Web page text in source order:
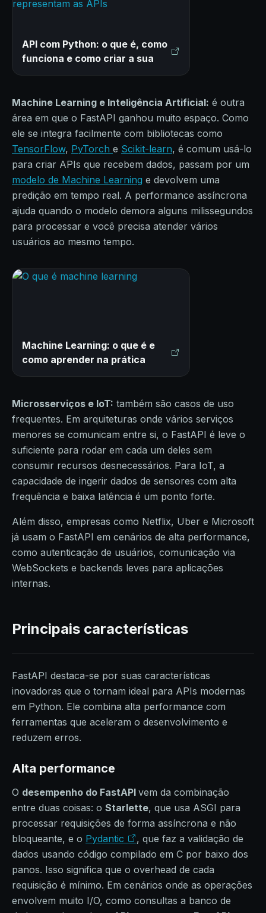
API com Python: o que é, como
funciona e como criar a sua
Machine Learning e Inteligência Artificial: é outra
área em que o FastAPI ganhou muito espaço. Como
ele se integra facilmente com bibliotecas como
TensorFlow, PyTorch e Scikit-learn, é comum usá-lo
para criar APIs que recebem dados, passam por um
modelo de Machine Learning e devolvem uma
predição em tempo real. A performance assíncrona
ajuda quando o modelo demora alguns milissegundos
para processar e você precisa atender vários
usuários ao mesmo tempo.
Machine Learning: o que é e
como aprender na prática
Microsserviços e IoT: também são casos de uso
frequentes. Em arquiteturas onde vários serviços
menores se comunicam entre si, o FastAPI é leve o
suficiente para rodar em cada um deles sem
consumir recursos desnecessários. Para IoT, a
capacidade de ingerir dados de sensores com alta
frequência e baixa latência é um ponto forte.
Além disso, empresas como Netflix, Uber e Microsoft
já usam o FastAPI em cenários de alta performance,
como autenticação de usuários, comunicação via
WebSockets e backends leves para aplicações
internas.
Principais características
FastAPI destaca-se por suas características
inovadoras que o tornam ideal para APIs modernas
em Python. Ele combina alta performance com
ferramentas que aceleram o desenvolvimento e
reduzem erros.
Alta performance
O desempenho do FastAPI vem da combinação
entre duas coisas: o Starlette, que usa ASGI para
processar requisições de forma assíncrona e não
bloqueante, e o Pydantic
, que faz a validação de
dados usando código compilado em C por baixo dos
panos. Isso significa que o overhead de cada
requisição é mínimo. Em cenários onde as operações
envolvem muito I/O, como consultas a banco de